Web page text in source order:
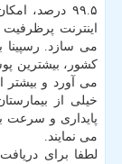
۹۹.۵ درصد،
اینترنت
کشور، بیشترین
خیلی از
پایداری و سرعت
می نمایند.
لطفا برای